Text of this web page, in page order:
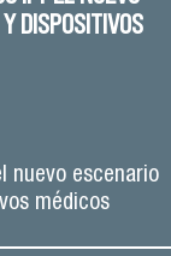
DISPOSITIVOS
nuevo escenario
médicos